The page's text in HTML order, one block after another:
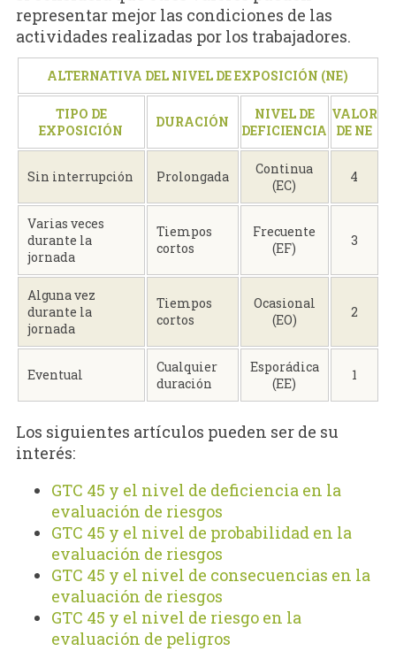
representar mejor las condiciones de las
actividades realizadas por los trabajadores.
ALTERNATIVA DEL NIVEL DE EXPOSICIÓN (NE)
TIPO DE
EXPOSICIÓN
DURACIÓN
NIVEL DE
DEFICIENCIA
VALOR
DE NE
Sin interrupción Prolongada
Continua
(EC)
4
Varias veces
durante la
jornada
Tiempos
cortos
Frecuente
(EF)
3
Alguna vez
durante la
jornada
Tiempos
cortos
Ocasional
(EO)
2
Eventual
Cualquier
duración
Esporádica
(EE)
1
Los siguientes artículos pueden ser de su
interés:
GTC 45 y el nivel de deficiencia en la
evaluación de riesgos
GTC 45 y el nivel de probabilidad en la
evaluación de riesgos
GTC 45 y el nivel de consecuencias en la
evaluación de riesgos
GTC 45 y el nivel de riesgo en la
evaluación de peligros